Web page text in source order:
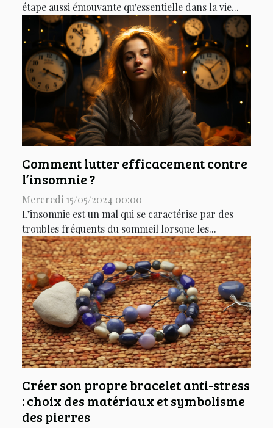
étape aussi émouvante qu'essentielle dans la vie...
Comment lutter efficacement contre
l’insomnie ?
Mercredi 15/05/2024 00:00
L’insomnie est un mal qui se caractérise par des
troubles fréquents du sommeil lorsque les...
Créer son propre bracelet anti-stress
: choix des matériaux et symbolisme
des pierres